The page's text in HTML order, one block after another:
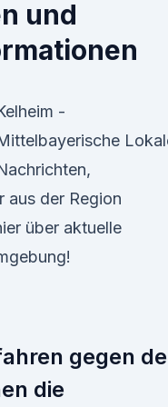
und
-
aus der Region
über aktuelle
gegen
die